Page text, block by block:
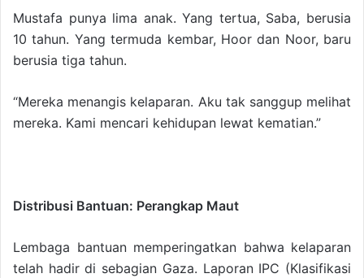
Mustafa punya lima anak. Yang tertua, Saba, berusia
10 tahun. Yang termuda kembar, Hoor dan Noor, baru
berusia tiga tahun.
“Mereka menangis kelaparan. Aku tak sanggup melihat
mereka. Kami mencari kehidupan lewat kematian.”
Distribusi Bantuan: Perangkap Maut
Lembaga bantuan memperingatkan bahwa kelaparan
telah hadir di sebagian Gaza. Laporan IPC (Klasifikasi